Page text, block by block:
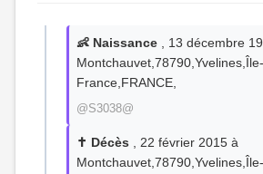
👶 Naissance , 13 décembre
France,FRANCE,
@S3038@
✝️ Décès , 22 février 2015 à